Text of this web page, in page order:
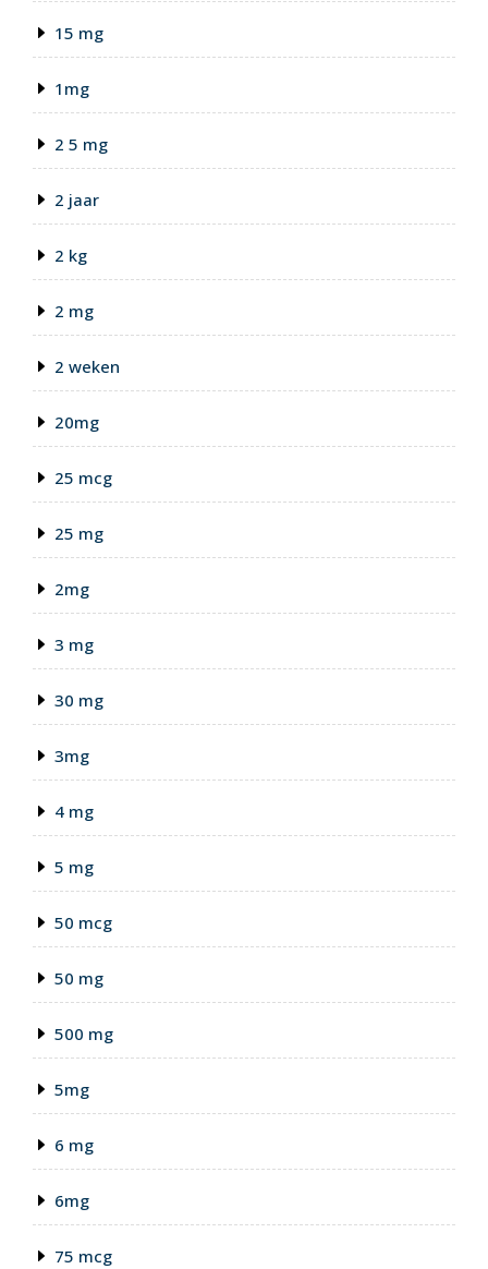
15 mg
1mg
2 5 mg
2 jaar
2 kg
2 mg
2 weken
20mg
25 mcg
25 mg
2mg
3 mg
30 mg
3mg
4 mg
5 mg
50 mcg
50 mg
500 mg
5mg
6 mg
6mg
75 mcg